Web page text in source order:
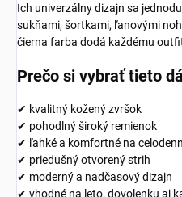
Ich univerzálny dizajn sa
sukňami, šortkami, ľanovými
čierna farba dodá každému
Prečo si vybrať tieto
✔ kvalitný kožený zvršok
✔ pohodlný široký remienok
✔ ľahké a komfortné na
✔ priedušný otvorený strih
✔ moderný a nadčasový dizajn
✔ vhodné na leto, dovolenku aj